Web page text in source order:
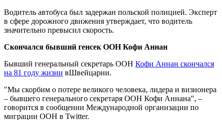
Водитель автобуса был задержан польской полицией. Эксперт
в сфере дорожного движения утверждает, что водитель
значительно превысил скорость.
Скончался бывший генсек ООН Кофи Аннан
Бывший генеральный секретарь ООН Кофи Аннан скончался
на 81 году жизни вШвейцарии.
"Мы скорбим о потере великого человека, лидера и визионера
– бывшего генерального секретаря ООН Кофи Аннана", –
говорится в сообщении Международной организации по
миграции ООН в Twitter.